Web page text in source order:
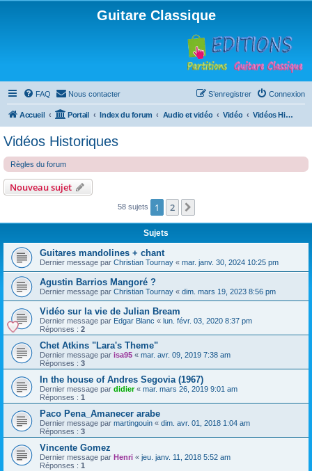
Guitare Classique
FAQ Nous contacter Connexion
S’enregistrer
Accueil Portail Index du forum Audio et vidéo Vidéo Vidéos Historiques
Vidéos Historiques
Règles du forum
Nouveau sujet
58 sujets 1 2
Sujets
Guitares mandolines + chant
Dernier message par Christian Tournay « mar. janv. 30, 2024 10:25 pm
Agustin Barrios Mangoré ?
Dernier message par Christian Tournay « dim. mars 19, 2023 8:56 pm
Vidéo sur la vie de Julian Bream
Dernier message par Edgar Blanc « lun. févr. 03, 2020 8:37 pm
Réponses : 2
Chet Atkins "Lara's Theme"
Dernier message par isa95 « mar. avr. 09, 2019 7:38 am
Réponses : 3
In the house of Andres Segovia (1967)
Dernier message par didier« mar. mars 26, 2019 9:01 am
Réponses : 1
Paco Pena_Amanecer arabe
Dernier message par martingouin « dim. avr. 01, 2018 1:04 am
Réponses : 3
Vincente Gomez
Dernier message par Henri « jeu. janv. 11, 2018 5:52 am
Réponses : 1